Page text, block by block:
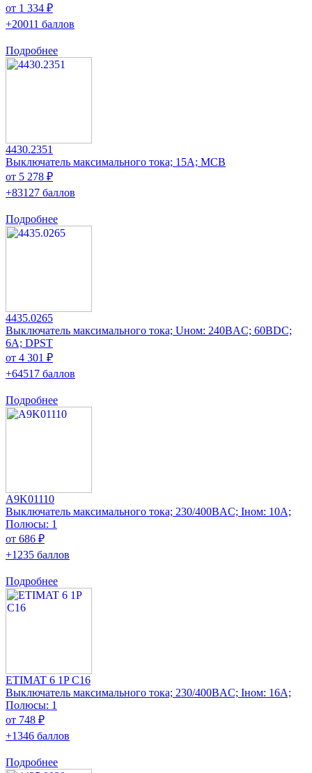
от 1 334 ₽
+20011 баллов
Подробнее
4430.2351
Выключатель максимального тока; 15А; MCB
от 5 278 ₽
+83127 баллов
Подробнее
4435.0265
Выключатель максимального тока; Uном: 240ВAC; 60ВDC;
6А; DPST
от 4 301 ₽
+64517 баллов
Подробнее
A9K01110
Выключатель максимального тока; 230/400ВAC; Iном: 10А;
Полюсы: 1
от 686 ₽
+1235 баллов
Подробнее
ETIMAT 6 1P C16
Выключатель максимального тока; 230/400ВAC; Iном: 16А;
Полюсы: 1
от 748 ₽
+1346 баллов
Подробнее